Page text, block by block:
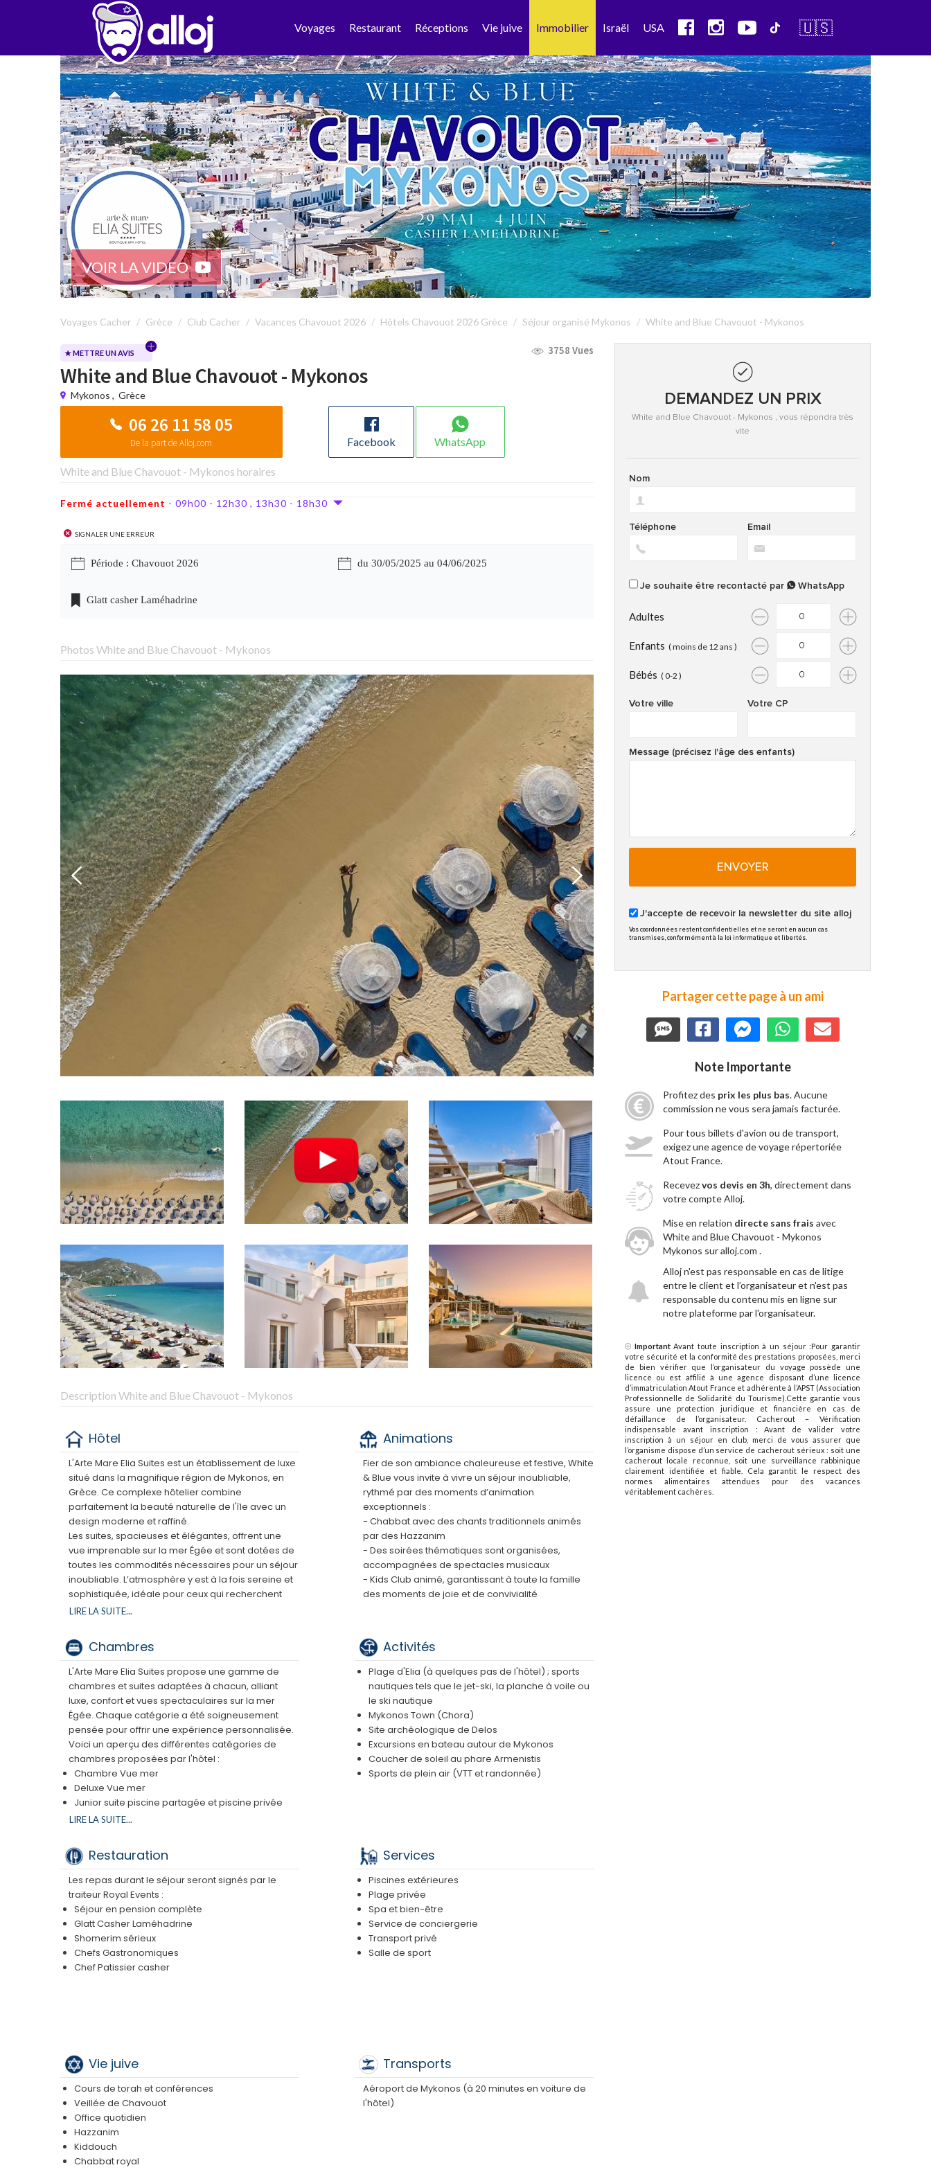
Voyages Restaurant Réceptions Vie juive Immobilier Israël USA 🇺🇸
VOIR LA VIDEO
Voyages Cacher Grèce Club Cacher Vacances Chavouot 2026 Hôtels Chavouot 2026 Grèce Séjour organisé Mykonos White and Blue Chavouot - Mykonos
★ METTRE UN AVIS 3758 Vues
White and Blue Chavouot - Mykonos
Mykonos , Grèce
06 26 11 58 05
De la part de Alloj.com Facebook WhatsApp
White and Blue Chavouot - Mykonos horaires
Fermé actuellement - 09h00 - 12h30 , 13h30 - 18h30
Signaler une erreur
Période : Chavouot 2026 du 30/05/2025 au 04/06/2025
Glatt casher Laméhadrine
Photos White and Blue Chavouot - Mykonos
Description White and Blue Chavouot - Mykonos
Hôtel
L'Arte Mare Elia Suites est un établissement de luxe
situé dans la magnifique région de Mykonos, en
Grèce. Ce complexe hôtelier combine
parfaitement la beauté naturelle de l'île avec un
design moderne et raffiné.
Les suites, spacieuses et élégantes, offrent une
vue imprenable sur la mer Égée et sont dotées de
toutes les commodités nécessaires pour un séjour
inoubliable. L’atmosphère y est à la fois sereine et
sophistiquée, idéale pour ceux qui recherchent
une expérience de détente totale dans un cadre
LIRE LA SUITE...
Animations
Fier de son ambiance chaleureuse et festive, White
& Blue vous invite à vivre un séjour inoubliable,
rythmé par des moments d’animation
exceptionnels :
- Chabbat avec des chants traditionnels animés
par des Hazzanim
- Des soirées thématiques sont organisées,
accompagnées de spectacles musicaux
- Kids Club animé, garantissant à toute la famille
des moments de joie et de convivialité
Chambres
L'Arte Mare Elia Suites propose une gamme de
chambres et suites adaptées à chacun, alliant
luxe, confort et vues spectaculaires sur la mer
Égée. Chaque catégorie a été soigneusement
pensée pour offrir une expérience personnalisée.
Voici un aperçu des différentes catégories de
chambres proposées par l'hôtel :
Chambre Vue mer
Deluxe Vue mer
Junior suite piscine partagée et piscine privée
Chambre supérieure Vue mer et piscine privée
Villas 2 chambres, Villas 3 chambres, avec ou
sans piscine privée
LIRE LA SUITE...
Activités
Plage d'Elia (à quelques pas de l'hôtel) ; sports
nautiques tels que le jet-ski, la planche à voile ou
le ski nautique
Mykonos Town (Chora)
Site archéologique de Delos
Excursions en bateau autour de Mykonos
Coucher de soleil au phare Armenistis
Sports de plein air (VTT et randonnée)
Restauration
Les repas durant le séjour seront signés par le
traiteur Royal Events :
Séjour en pension complète
Glatt Casher Laméhadrine
Shomerim sérieux
Chefs Gastronomiques
Chef Patissier casher
Services
Piscines extérieures
Plage privée
Spa et bien-être
Service de conciergerie
Transport privé
Salle de sport
Vie juive
Cours de torah et conférences
Veillée de Chavouot
Office quotidien
Hazzanim
Kiddouch
Chabbat royal
Transports
Aéroport de Mykonos (à 20 minutes en voiture de
l'hôtel)
DEMANDEZ UN PRIX
White and Blue Chavouot - Mykonos , vous répondra très
vite
Nom
Email
Téléphone
Je souhaite être recontacté par WhatsApp
Adultes
Enfants ( moins de 12 ans )
Bébés ( 0-2 )
Votre CP
Votre ville
Message (précisez l'âge des enfants)
ENVOYER
J'accepte de recevoir la newsletter du site alloj
Vos coordonnées restent confidentielles et ne seront en aucun cas
transmises, conformément à la loi informatique et libertés.
Partager cette page à un ami
Note Importante
Profitez des prix les plus bas. Aucune
commission ne vous sera jamais facturée.
Pour tous billets d'avion ou de transport,
exigez une agence de voyage répertoriée
Atout France.
Recevezvos devis en 3h, directement dans
votre compte Alloj.
Mise en relation directe sans frais avec
White and Blue Chavouot - Mykonos
Mykonos sur alloj.com .
Alloj n'est pas responsable en cas de litige
entre le client et l’organisateur et n'est pas
responsable du contenu mis en ligne sur
notre plateforme par l'organisateur.
ImportantAvant toute inscription à un séjour :Pour garantir
votre sécurité et la conformité des prestations proposées, merci
de bien vérifier que l’organisateur du voyage possède une
licence ou est affilié à une agence disposant d’une licence
d’immatriculation Atout France et adhérente à l’APST (Association
Professionnelle de Solidarité du Tourisme).Cette garantie vous
assure une protection juridique et financière en cas de
défaillance de l’organisateur. Cacherout – Vérification
indispensable avant inscription : Avant de valider votre
inscription à un séjour en club, merci de vous assurer que
l’organisme dispose d’un service de cacherout sérieux : soit une
cacherout locale reconnue, soit une surveillance rabbinique
clairement identifiée et fiable. Cela garantit le respect des
normes alimentaires attendues pour des vacances
véritablement cachères.